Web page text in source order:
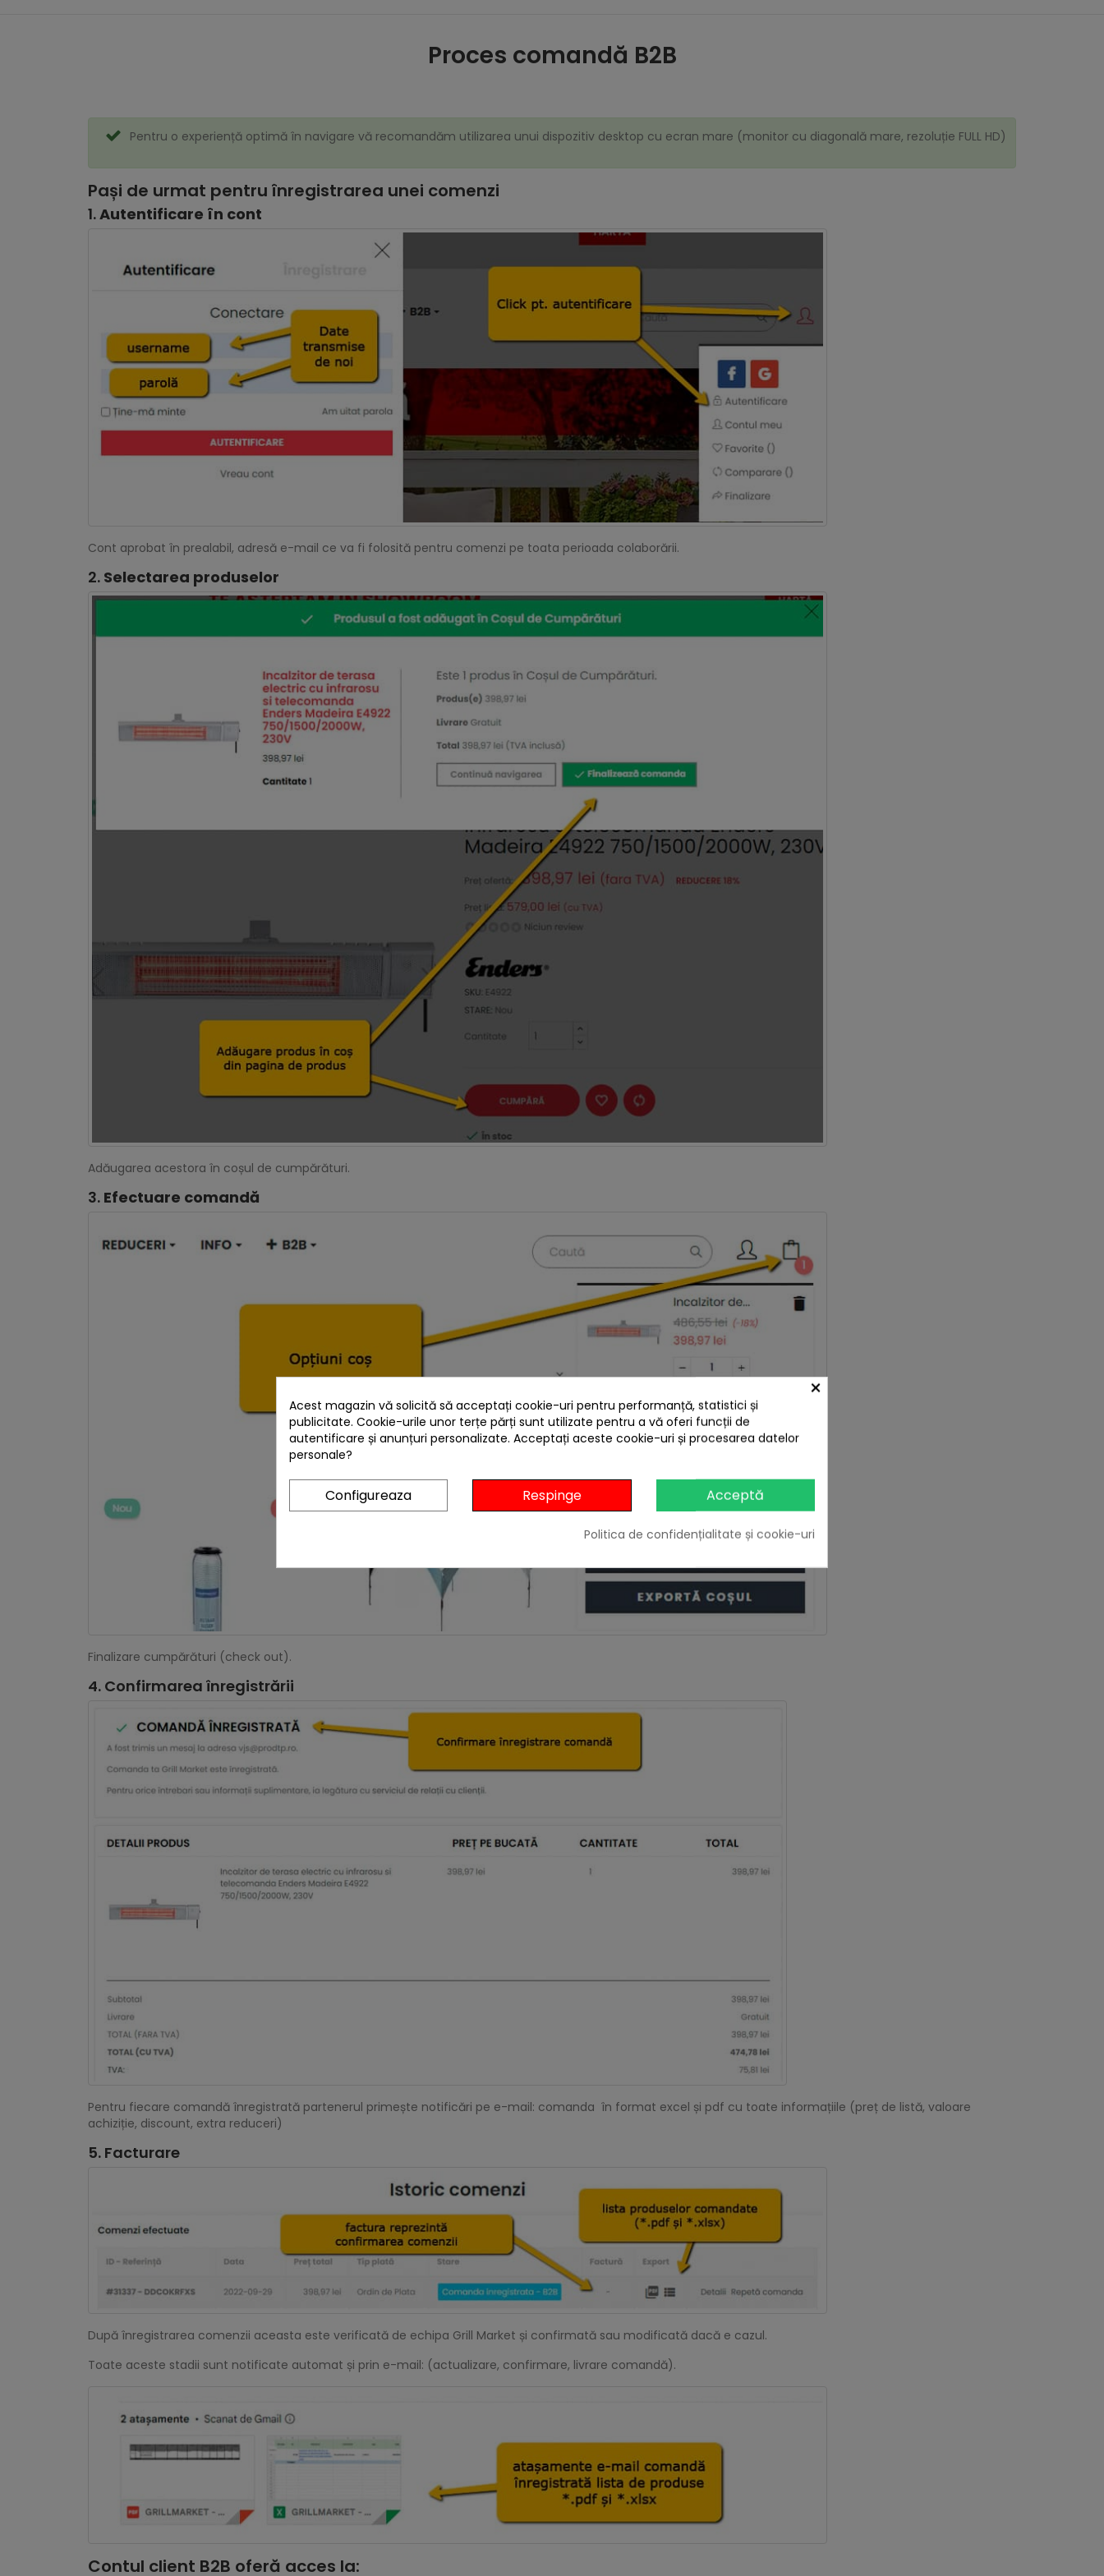
Proces comandă B2B
Pentru o experiență optimă în navigare vă recomandăm utilizarea unui dispozitiv desktop cu ecran mare (monitor cu diagonală mare, rezoluție FULL HD)
Pași de urmat pentru înregistrarea unei comenzi
1.Autentificare în cont
Cont aprobat în prealabil, adresă e-mail ce va fi folosită pentru comenzi pe toata perioada colaborării.
2. Selectarea produselor
Adăugarea acestora în coșul de cumpărături.
3. Efectuare comandă
Finalizare cumpărături (check out).
4. Confirmarea înregistrării
Pentru fiecare comandă înregistrată partenerul primește notificări pe e-mail: comanda în format excel și pdf cu toate informațiile (preț de listă, valoare
achiziție, discount, extra reduceri)
5. Facturare
După înregistrarea comenzii aceasta este verificată de echipa Grill Market și confirmată sau modificată dacă e cazul.
Toate aceste stadii sunt notificate automat și prin e-mail: (actualizare, confirmare, livrare comandă).
Contul client B2B oferă acces la:
×
Acest magazin vă solicită să acceptați cookie-uri pentru performanță, statistici și
publicitate. Cookie-urile unor terțe părți sunt utilizate pentru a vă oferi funcții de
autentificare și anunțuri personalizate. Acceptați aceste cookie-uri și procesarea datelor
personale?
Configureaza Respinge Acceptă
Politica de confidențialitate și cookie-uri